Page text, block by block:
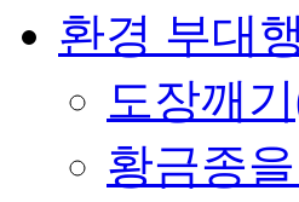
환경 부대
도장깨
황금종